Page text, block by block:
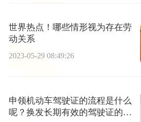
世界热点！哪些情形视为存在劳
动关系
2023-05-29 08:49:26
申领机动车驾驶证的流程是什么
呢？换发长期有效的驾驶证的方